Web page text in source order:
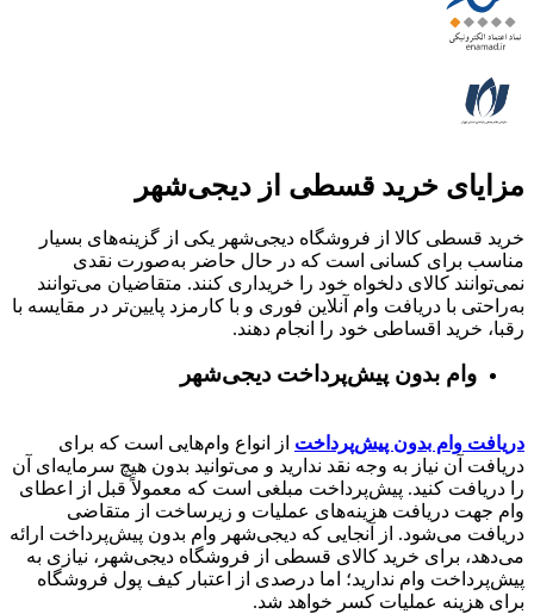
مزایای خرید قسطی از دیجی‌شهر
خرید قسطی کالا از فروشگاه دیجی‌شهر یکی از گزینه‌های بسیار
مناسب برای کسانی است که در حال حاضر به‌صورت نقدی
نمی‌توانند کالای دلخواه خود را خریداری کنند. متقاضیان می‌توانند
به‌راحتی با دریافت وام آنلاین فوری و با کارمزد پایین‌تر در مقایسه با
رقبا، خرید اقساطی خود را انجام دهند.
وام بدون پیش‌پرداخت‌ دیجی‌شهر
دریافت وام بدون پیش‌پرداخت از انواع وام‌هایی است که برای
دریافت آن نیاز به وجه نقد ندارید و می‌توانید بدون هیچ سرمایه‌ای آن
را دریافت کنید. پیش‌پرداخت مبلغی است که معمولاً قبل از اعطای
وام جهت دریافت هزینه‌های عملیات و زیرساخت از متقاضی
دریافت می‌شود. از آنجایی که دیجی‌شهر وام بدون پیش‌پرداخت ارائه
می‌دهد، برای خرید کالای قسطی از فروشگاه دیجی‌شهر، نیازی به
پیش‌پرداخت وام ندارید؛ اما درصدی از اعتبار کیف پول فروشگاه
برای هزینه عملیات کسر خواهد شد.